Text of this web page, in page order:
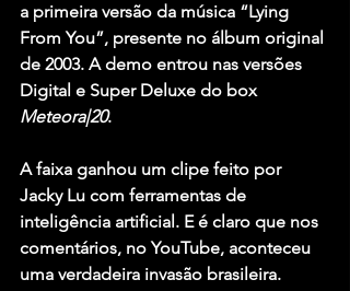
a primeira versão da música “Lying
From You”, presente no álbum original
de 2003. A demo entrou nas versões
Digital e Super Deluxe do box
Meteora|20.
A faixa ganhou um clipe feito por
Jacky Lu com ferramentas de
inteligência artificial. E é claro que nos
comentários, no YouTube, aconteceu
uma verdadeira invasão brasileira.